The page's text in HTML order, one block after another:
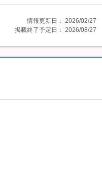
情報更新日： 2026/02/27
掲載終了予定日： 2026/08/27